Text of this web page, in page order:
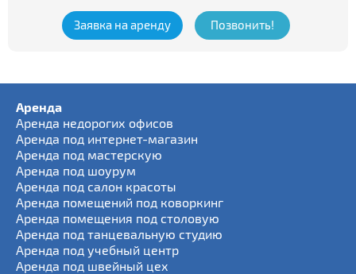
Заявка на аренду Позвонить!
Аренда
Аренда недорогих офисов
Аренда под интернет-магазин
Аренда под мастерскую
Аренда под шоурум
Аренда под салон красоты
Аренда помещений под коворкинг
Аренда помещения под столовую
Аренда под танцевальную студию
Аренда под учебный центр
Аренда под швейный цех